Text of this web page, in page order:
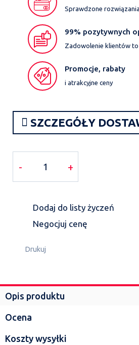
Sprawdzone
99% pozytywnych
Zadowolenie klientów to
Promocje, rabaty
i atrakcyjne ceny
SZCZEGÓŁY
- +
Dodaj do listy życzeń
Negocjuj cenę
Drukuj
Opis produktu
Ocena
Koszty wysyłki